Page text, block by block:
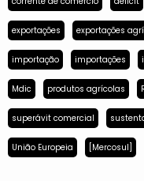
exportações exportações
importação importações
Mdic produtos agrícolas
superávit comercial
União Europeia [Mercosul]